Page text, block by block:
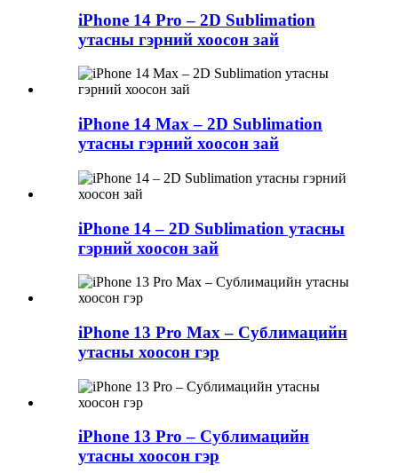
iPhone 14 Pro – 2D Sublimation
утасны гэрний хоосон зай
iPhone 14 Max – 2D Sublimation
утасны гэрний хоосон зай
iPhone 14 – 2D Sublimation утасны
гэрний хоосон зай
iPhone 13 Pro Max – Сублимацийн
утасны хоосон гэр
iPhone 13 Pro – Сублимацийн
утасны хоосон гэр